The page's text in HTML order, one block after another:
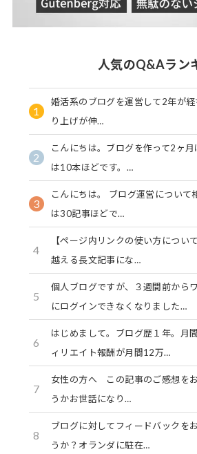
人気のQ&Aラン
1
婚活系のブログを運営して2年が
り上げが伸…
2
こんにちは。ブログを作って2ヶ
は10本ほどです。…
3
こんにちは。 ブログ運営について
は30記事ほどで…
4
【ページ内リンクの使い方につい
越える長文記事にな…
5
個人ブログですが、３週間前から
にログインできなくなりました…
6
はじめまして。ブログ歴１年。月
ィリエイト報酬が月間12万…
7
女性の方へ この記事のご感想を
うかお世話になり…
8
ブログに対してフィードバックを
うか？オランダに駐在…